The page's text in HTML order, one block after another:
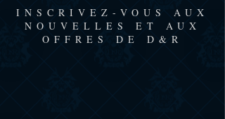
INSCRIVEZ-VOUS AUX
NOUVELLES ET AUX
OFFRES DE D&R